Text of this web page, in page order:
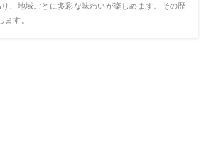
、地域ごとに多彩な味わいが楽しめます。その歴
す。